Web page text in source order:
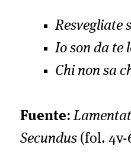
Resvegliate
Io son da te
Chi non sa
Fuente:
Secundus (fol.